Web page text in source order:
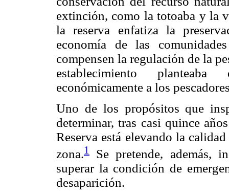
extinción, como la totoaba y la
la reserva enfatiza la
economía de las
compensen la regulación de la
establecimiento
económicamente a los
Uno de los propósitos que
determinar, tras casi quince
Reserva está elevando la
zona.1
Se pretende, además,
superar la condición de
desaparición.